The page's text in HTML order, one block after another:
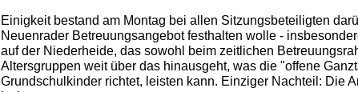
Einigkeit bestand am Montag bei allen Sitzungsbeteiligten
Neuenrader Betreuungsangebot festhalten wolle -
auf der Niederheide, das sowohl beim zeitlichen
Altersgruppen weit über das hinausgeht, was die "offene
Grundschulkinder richtet, leisten kann. Einziger Nachteil: Die